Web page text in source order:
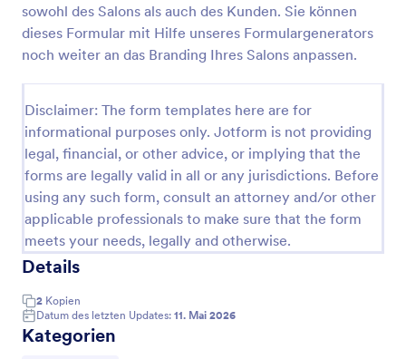
sowohl des Salons als auch des Kunden. Sie können
dieses Formular mit Hilfe unseres Formulargenerators
noch weiter an das Branding Ihres Salons anpassen.
Disclaimer: The form templates here are for
informational purposes only. Jotform is not providing
legal, financial, or other advice, or implying that the
forms are legally valid in all or any jurisdictions. Before
using any such form, consult an attorney and/or other
applicable professionals to make sure that the form
meets your needs, legally and otherwise.
Details
2 Kopien
Datum des letzten Updates: 11. Mai 2026
Kategorien
Das Beratungsformular für Haarverlängerungen ist
ein Dokument, das ausgefüllt wird, bevor der Kunde
eine Haarverlängerung erhält. Anhand des Formulars
wird festgelegt, welche Art von Dienstleistung oder
Haarpflege dem Kunden angeboten werden soll.
während oder nach der Behandlung auftreten
können, minimieren oder verhindern.Dieses
Haarverlängerungs-Beratungsformular enthält
Formularfelder, in denen die Daten des Kunden wie
Name, Alter, Geburtsdatum, Kontaktdaten und
Adresse abgefragt werden. Es verwendet auch das
Termin-Tool, mit dem der Kunde ein verfügbares
Datum und eine Uhrzeit auswählen kann. Dieses
Tool ist sehr leistungsfähig, denn es deaktiviert den
oder der vorherige Kunde ihn ausgewählt und
gesendet hat. Diese Formularvorlage fragt auch
nach dem Zustand der Haare wie Kopfhaut, Farbe
Spa Formulare
Vorlage verwenden
Vorschau